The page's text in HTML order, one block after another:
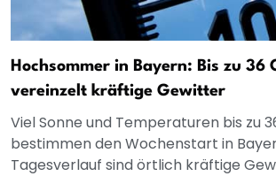
Hochsommer in Bayern: Bis zu 36
vereinzelt kräftige Gewitter
Viel Sonne und Temperaturen bis zu
bestimmen den Wochenstart in
Tagesverlauf sind örtlich kräftige